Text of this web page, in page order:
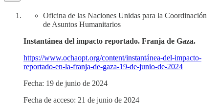
Oficina de las Naciones Unidas para la Coordinación
de Asuntos Humanitarios
Instantánea del impacto reportado. Franja de Gaza.
https://www.ochaopt.org/content/instantánea-del-impacto-
reportado-en-la-franja-de-gaza-19-de-junio-de-2024
Fecha: 19 de junio de 2024
Fecha de acceso: 21 de junio de 2024